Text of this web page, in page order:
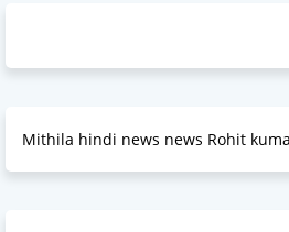
Mithila hindi news news Rohit